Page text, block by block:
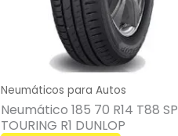
Neumáticos para Autos
Neumático 185 70 R14 T88 SP
TOURING R1 DUNLOP